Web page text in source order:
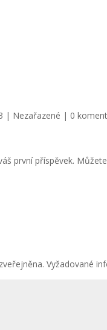
| Nezařazené | 0
první příspěvek.
Vyžadované